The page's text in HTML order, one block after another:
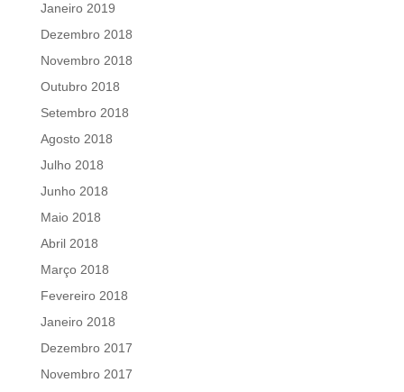
Janeiro 2019
Dezembro 2018
Novembro 2018
Outubro 2018
Setembro 2018
Agosto 2018
Julho 2018
Junho 2018
Maio 2018
Abril 2018
Março 2018
Fevereiro 2018
Janeiro 2018
Dezembro 2017
Novembro 2017